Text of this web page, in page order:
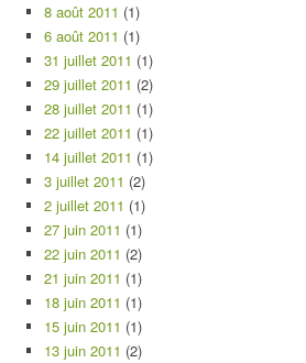
8 août 2011 (1)
6 août 2011 (1)
31 juillet 2011 (1)
29 juillet 2011 (2)
28 juillet 2011 (1)
22 juillet 2011 (1)
14 juillet 2011 (1)
3 juillet 2011 (2)
2 juillet 2011 (1)
27 juin 2011 (1)
22 juin 2011 (2)
21 juin 2011 (1)
18 juin 2011 (1)
15 juin 2011 (1)
13 juin 2011 (2)